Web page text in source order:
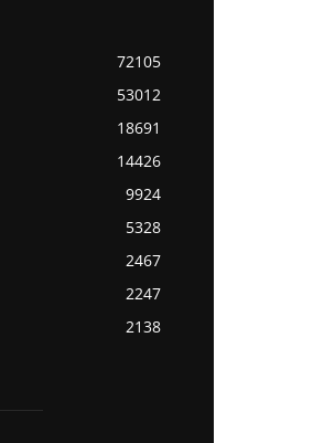
72105
53012
18691
14426
9924
5328
2467
2247
2138